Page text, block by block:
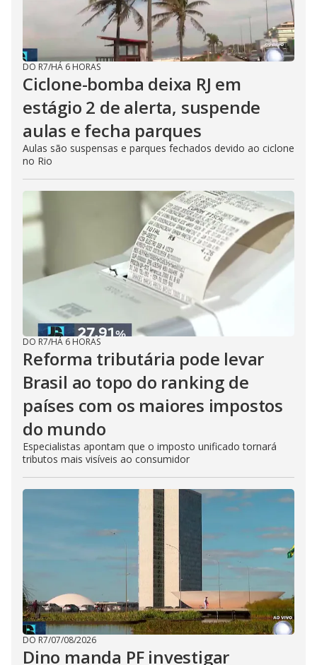
DO R7/HÁ 6 HORAS
Ciclone-bomba deixa RJ em
estágio 2 de alerta, suspende
aulas e fecha parques
Aulas são suspensas e parques fechados devido ao ciclone
no Rio
DO R7/HÁ 6 HORAS
Reforma tributária pode levar
Brasil ao topo do ranking de
países com os maiores impostos
do mundo
Especialistas apontam que o imposto unificado tornará
tributos mais visíveis ao consumidor
DO R7/07/08/2026
Dino manda PF investigar